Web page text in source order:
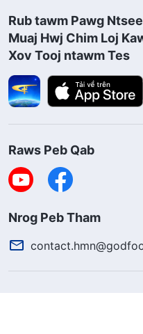
Rub tawm Pawg
Muaj Hwj Chim Loj
Xov Tooj ntawm Tes
Raws Peb Qab
Nrog Peb Tham